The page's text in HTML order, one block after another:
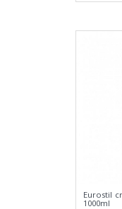
Eurostil
1000ml